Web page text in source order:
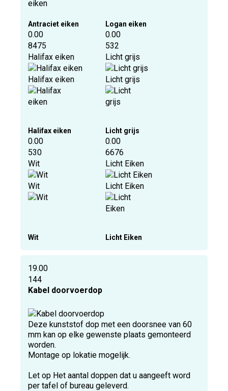
Antraciet eiken Logan eiken
0.00
8475
Halifax eiken
Halifax eiken
Halifax eiken
0.00
532
Licht grijs
Licht grijs
Licht grijs
0.00
530
Wit
Wit
Wit
0.00
6676
Licht Eiken
Licht Eiken
Licht Eiken
19.00
144
Kabel doorvoerdop
Deze kunststof dop met een doorsnee van 60
mm kan op elke gewenste plaats gemonteerd
worden.
Montage op lokatie mogelijk.
Let op Het aantal doppen dat u aangeeft word
per tafel of bureau geleverd.